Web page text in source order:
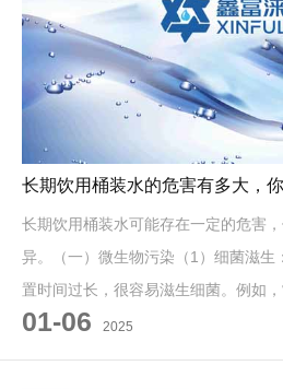
长期饮用桶装水的危害有多大，
长期饮用桶装水可能存在一定的危害
异。（一）微生物污染（1）细菌滋生
置时间过长，很容易滋生细菌。例如
绿假单胞菌等可能在水中繁殖。
01-06 2025